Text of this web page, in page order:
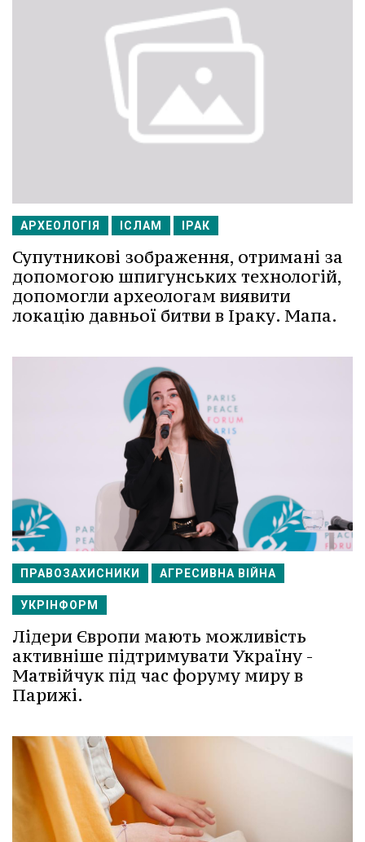
АРХЕОЛОГІЯ ІСЛАМ ІРАК
Супутникові зображення, отримані за
допомогою шпигунських технологій,
допомогли археологам виявити
локацію давньої битви в Іраку. Мапа.
ПРАВОЗАХИСНИКИ АГРЕСИВНА ВІЙНА
УКРІНФОРМ
Лідери Європи мають можливість
активніше підтримувати Україну -
Матвійчук під час форуму миру в
Парижі.